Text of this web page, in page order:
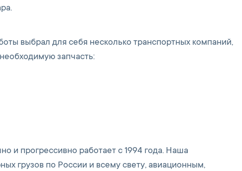
выбрал для себя несколько транспортных компаний,
запчасть:
и прогрессивно работает с 1994 года. Наша
грузов по России и всему свету, авиационным,